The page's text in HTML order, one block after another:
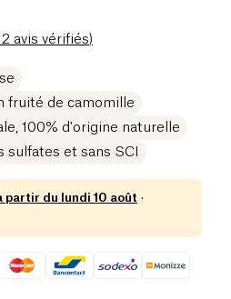
avis vérifiés)
fruité de camomille
100% d'origine naturelle
sulfates et sans SCI
partir du lundi 10 août ·